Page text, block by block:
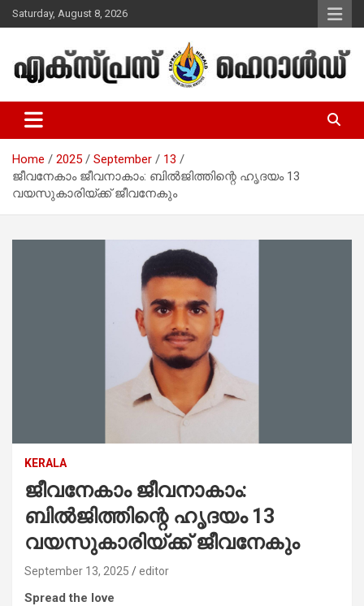
Skip
to
Saturday, August 8, 2026
Express Herald – Malayalam
Christian News
Home 2025 September
13
ജീവനേകാം ജീവനാകാം: ബില്‍ജിത്തിന്റെ ഹൃദയം 13
വയസുകാരിയ്ക്ക് ജീവനേകും
KERALA
ജീവനേകാം ജീവനാകാം:
ബില്‍ജിത്തിന്റെ ഹൃദയം 13
വയസുകാരിയ്ക്ക് ജീവനേകും
September 13, 2025 editor
Spread the love